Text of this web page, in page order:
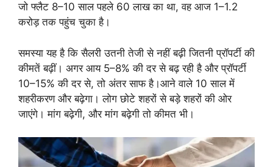
जो फ्लैट 8–10 साल पहले 60 लाख का था, वह आज 1–1.2
करोड़ तक पहुंच चुका है।
समस्या यह है कि सैलरी उतनी तेजी से नहीं बढ़ी जितनी प्रॉपर्टी की
कीमतें बढ़ीं। अगर आय 5–8% की दर से बढ़ रही है और प्रॉपर्टी
10–15% की दर से, तो अंतर साफ है।आने वाले 10 साल में
शहरीकरण और बढ़ेगा। लोग छोटे शहरों से बड़े शहरों की ओर
जाएंगे। मांग बढ़ेगी, और मांग बढ़ेगी तो कीमत भी।